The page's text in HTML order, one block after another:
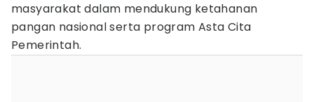
masyarakat dalam mendukung ketahanan
pangan nasional serta program Asta Cita
Pemerintah.